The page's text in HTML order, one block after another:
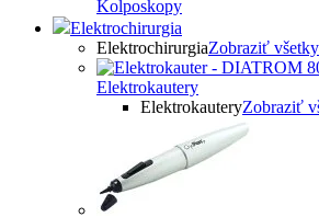
Kolposkopy
Elektrochirurgia
ElektrochirurgiaZobraziť všetky
Elektrokautery
ElektrokauteryZobraziť